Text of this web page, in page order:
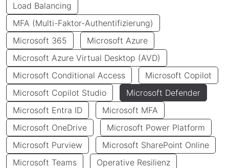
Load Balancing
MFA (Multi-Faktor-Authentifizierung)
Microsoft 365
Microsoft Azure
Microsoft Azure Virtual Desktop (AVD)
Microsoft Conditional Access
Microsoft Copilot
Microsoft Copilot Studio
Microsoft Defender
Microsoft Entra ID
Microsoft MFA
Microsoft OneDrive
Microsoft Power Platform
Microsoft Purview
Microsoft SharePoint Online
Microsoft Teams
Operative Resilienz